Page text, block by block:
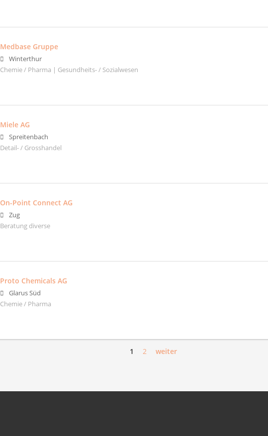
Medbase Gruppe
Winterthur
Chemie / Pharma | Gesundheits- / Sozialwesen
Miele AG
Spreitenbach
Detail- / Grosshandel
On-Point Connect AG
Zug
Beratung diverse
Proto Chemicals AG
Glarus Süd
Chemie / Pharma
1 2 weiter